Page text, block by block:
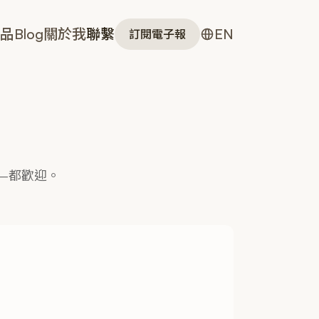
Blog關於我聯繫 訂閱電子報 EN
歡迎。